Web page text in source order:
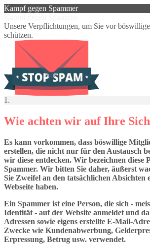
Kampf gegen Spammer
Unsere Verpflichtungen, um Sie vor
schützen.
1.
Wie achten wir auf Ihre
Es kann vorkommen, dass böswillige
erstellen, die nicht nur für den Austausch
wir diese entdecken. Wir bezeichnen diese
Spammer. Wir bitten Sie daher, äußerst
Sie Zweifel an den tatsächlichen Absichten
Webseite haben.
Ein Spammer ist eine Person, die sich -
Identität - auf der Website anmeldet und
Adressen sowie eigens erstellte E-Mail-
Zwecke wie Kundenabwerbung,
Erpressung, Betrug usw. verwendet.